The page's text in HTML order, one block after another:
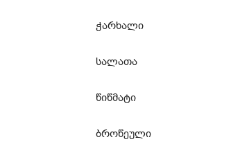
ჭარხალი
სალათა
წიწმატი
ბროწეული